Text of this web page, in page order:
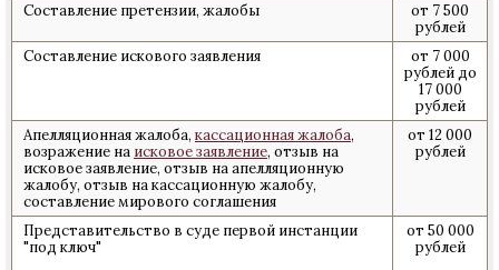
Составление претензии, жалобы
от 7 500
рублей
Составление искового заявления
от 7 000
рублей до
17 000
рублей
Апелляционная жалоба, кассационная жалоба,
возражение на исковое заявление, отзыв на
исковое заявление, отзыв на апелляционную
жалобу, отзыв на кассационную жалобу,
составление мирового соглашения
от 12 000
рублей
Представительство в суде первой инстанции
"под ключ"
от 50 000
рублей